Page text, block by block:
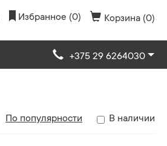
Избранное (0) Корзина (0)
+375 29 6264030
По популярности В наличии